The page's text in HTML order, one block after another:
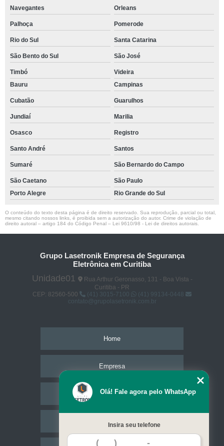
Navegantes Orleans
Palhoça Pomerode
Rio do Sul Santa Catarina
São Bento do Sul São José
Timbó
Videira
Bauru
Campinas
Cubatão Guarulhos
Jundiaí Marilia
Osasco Registro
Santo André Santos
Sumaré São Bernardo do Campo
São Caetano
São Paulo
Porto Alegre
Rio Grande do Sul
O conteúdo do texto desta página é de direito reservado. Sua reprodução, parcial ou total,
mesmo citando nossos links, é proibida sem a autorização do autor. Crime de violação de
direito autoral – artigo 184 do Código Penal – Lei 9610/98 - Lei de direitos autorais
Grupo Lasetronik Empresa de Segurança
Eletrônica em Curitiba
Unidade01
Rua Arthur Geronasso, 131 - Boa Vista -
Curitiba - PR
CEP: 82560-500
(41) 3015-7100
(41) 99134-0448
contato@grupolasetronik.com.br
Home
Empresa
Missão
Serviços
Olá! Fale agora pelo WhatsApp
Insira seu telefone